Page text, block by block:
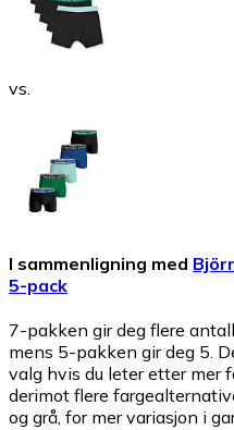
vs.
I sammenligning med
5-pack
7-pakken gir deg flere
mens 5-pakken gir deg 5.
valg hvis du leter etter mer
derimot flere
og grå, for mer variasjon i